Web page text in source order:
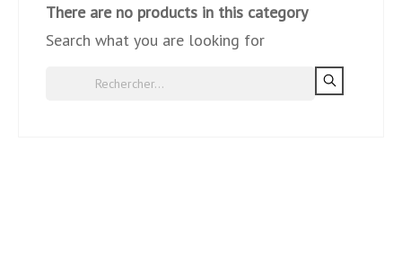
There are no products in this category
Search what you are looking for